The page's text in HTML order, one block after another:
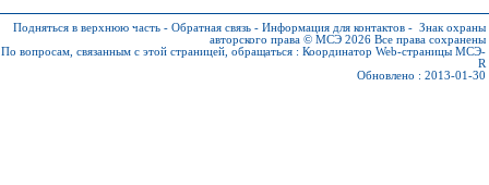
Подняться в верхнюю часть - Обратная связь - Информация для контактов - Знак охраны
авторского права © МСЭ 2026 Все права сохранены
По вопросам, связанным с этой страницей, обращаться : Координатор Web-страницы МСЭ-
R
Обновлено : 2013-01-30